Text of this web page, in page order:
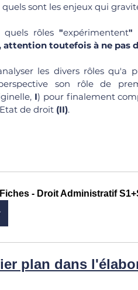
sont les enjeux qui
quels rôles "expérimentent"
attention toutefois à ne pas
les divers rôles qu'a
son rôle de
I) pour finalement
de droit (II).
- Droit Administratif
plan dans